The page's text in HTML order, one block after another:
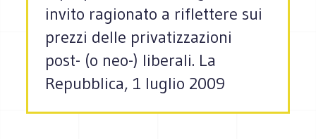
invito ragionato a riflettere sui
prezzi delle privatizzazioni
post- (o neo-) liberali. La
Repubblica, 1 luglio 2009